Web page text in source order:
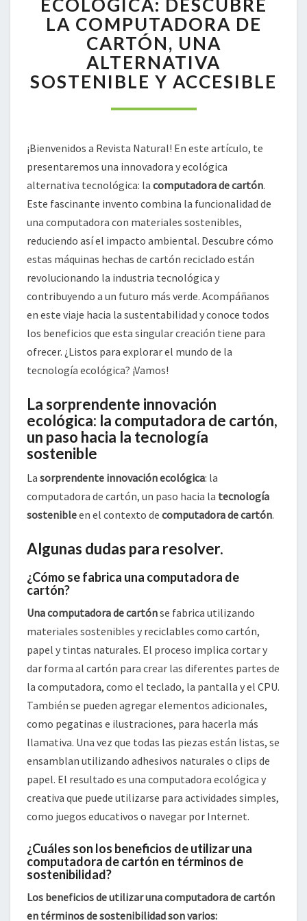
ECOLÓGICA:
DESCUBRE
LA
COMPUTADORA
DE
CARTÓN,
UNA
Y
ACCESIBLE
ECOLÓGICA: DESCUBRE
LA COMPUTADORA DE
CARTÓN, UNA
ALTERNATIVA
SOSTENIBLE Y ACCESIBLE
¡Bienvenidos a Revista Natural! En este artículo, te
presentaremos una innovadora y ecológica
alternativa tecnológica: la computadora de cartón.
Este fascinante invento combina la funcionalidad de
una computadora con materiales sostenibles,
reduciendo así el impacto ambiental. Descubre cómo
estas máquinas hechas de cartón reciclado están
revolucionando la industria tecnológica y
contribuyendo a un futuro más verde. Acompáñanos
en este viaje hacia la sustentabilidad y conoce todos
los beneficios que esta singular creación tiene para
ofrecer. ¿Listos para explorar el mundo de la
tecnología ecológica? ¡Vamos!
La sorprendente innovación
ecológica: la computadora de cartón,
un paso hacia la tecnología
sostenible
La sorprendente innovación ecológica: la
computadora de cartón, un paso hacia la tecnología
sostenibleen el contexto de computadora de cartón.
Algunas dudas para resolver.
¿Cómo se fabrica una computadora de
cartón?
Una computadora de cartónse fabrica utilizando
materiales sostenibles y reciclables como cartón,
papel y tintas naturales. El proceso implica cortar y
dar forma al cartón para crear las diferentes partes de
la computadora, como el teclado, la pantalla y el CPU.
También se pueden agregar elementos adicionales,
como pegatinas e ilustraciones, para hacerla más
llamativa. Una vez que todas las piezas están listas, se
ensamblan utilizando adhesivos naturales o clips de
papel. El resultado es una computadora ecológica y
creativa que puede utilizarse para actividades simples,
como juegos educativos o navegar por Internet.
¿Cuáles son los beneficios de utilizar una
computadora de cartón en términos de
sostenibilidad?
Los beneficios de utilizar una computadora de cartón
en términos de sostenibilidad son varios: